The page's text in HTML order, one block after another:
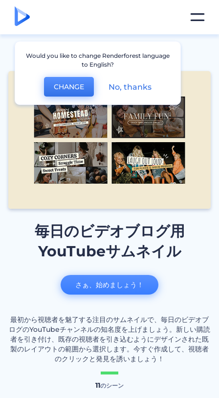
毎日のビデオブログ用
YouTubeサムネイル
最初から視聴者を魅了する注目のサムネイルで、毎日のビデオブ
ログのYouTubeチャンネルの知名度を上げましょう。新しい購読
者を引き付け、既存の視聴者を引き込むようにデザインされた既
製のレイアウトの範囲から選択します。今すぐ作成して、視聴者
のクリックと発見を誘いましょう！
11のシーン
さぁ、始めましょう！
Would you like to change Renderforest language
to English?
CHANGE No, thanks